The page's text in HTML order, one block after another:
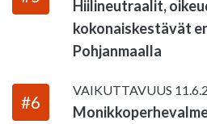
Hiilineutraalit,
kokonaiskestävät
Pohjanmaalla
#6
VAIKUTTAVUUS